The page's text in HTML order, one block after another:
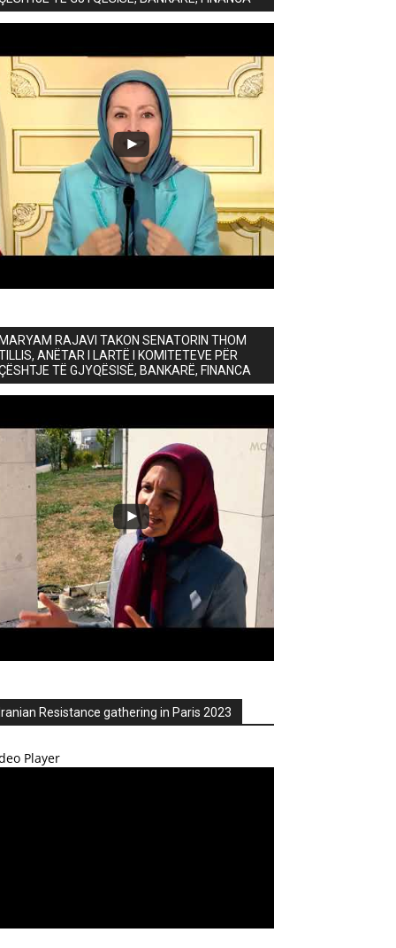
RAJAVI TAKON SENATORIN THOM
ANËTAR I LARTË I KOMITETEVE PËR
TË GJYQËSISË, BANKARË, FINANCA
Resistance gathering in Paris 2023
Player